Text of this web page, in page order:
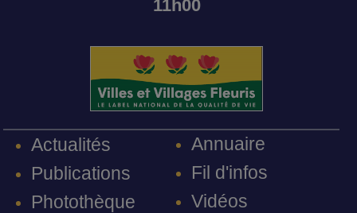
11h00
Actualités
Publications
Photothèque
Annuaire
Fil d'infos
Vidéos